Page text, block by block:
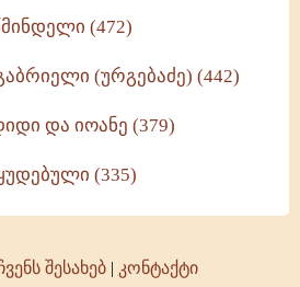
(472)
(ურგებაძე) (442)
და იოანე (379)
(335)
ჩვენს შესახებ| კონტაქტი